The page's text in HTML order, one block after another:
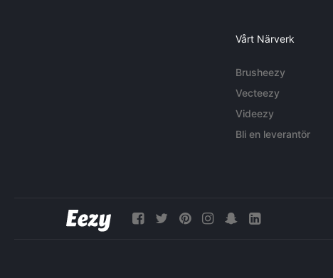
Vårt Närverk
Brusheezy
Vecteezy
Videezy
Bli en leverantör